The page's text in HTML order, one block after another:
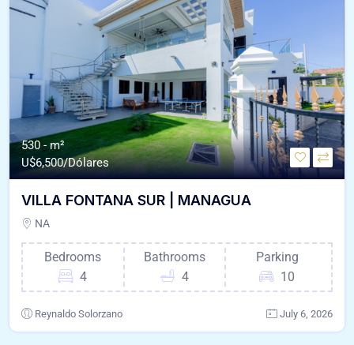
530 - m²
U$6,500/Dólares
VILLA FONTANA SUR | MANAGUA
NA
Bedrooms
4
Bathrooms
4
Parking
10
Reynaldo Solorzano July 6, 2026